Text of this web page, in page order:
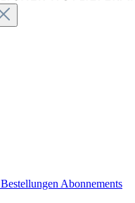
Bestellungen Abonnements